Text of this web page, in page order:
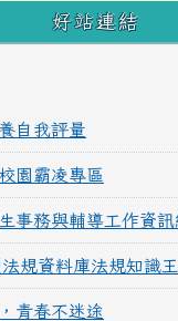
好站連結
自我評量
園霸凌專區
事務與輔導工作資訊
規資料庫法規知識
青春不迷途